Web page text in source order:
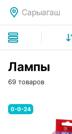
Сарыагаш
Лампы
69 товаров
0-0-24